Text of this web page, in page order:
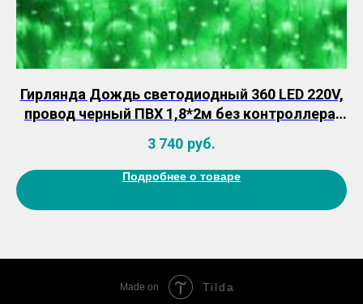
Гирлянда Дождь светодиодный 360 LED 220V,
провод черный ПВХ 1,8*2м без контроллера,
3 740 руб.
Подробнее о товаре
Made on Tilda